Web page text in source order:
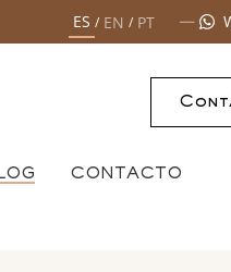
ES / EN / PT
CONTACTO